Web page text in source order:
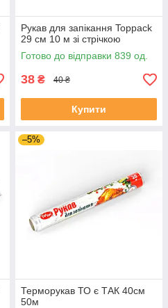
Рукав для запікання Toppack
29 см 10 м зі стрічкою
Готово до відправки 839 од.
38 ₴ 40 ₴
Купити
–5%
Терморукав ТО є ТАК 40см
50м